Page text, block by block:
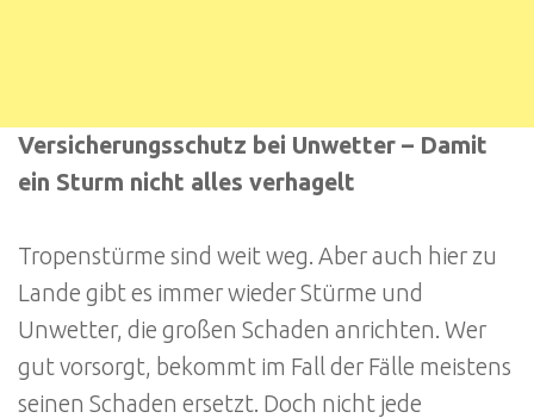
Versicherungsschutz bei Unwetter – Damit
ein Sturm nicht alles verhagelt
Tropenstürme sind weit weg. Aber auch hier zu
Lande gibt es immer wieder Stürme und
Unwetter, die großen Schaden anrichten. Wer
gut vorsorgt, bekommt im Fall der Fälle meistens
seinen Schaden ersetzt. Doch nicht jede